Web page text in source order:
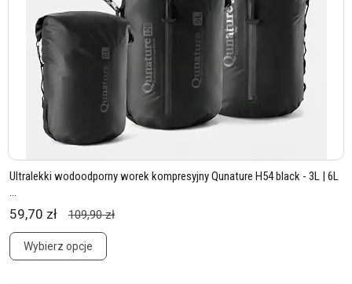
Ultralekki wodoodporny worek kompresyjny Qunature H54 black - 3L | 6L
...
59,70 zł 109,90 zł
Wybierz opcje